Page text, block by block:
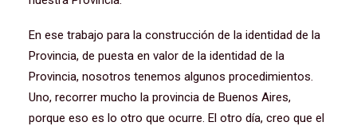
En ese trabajo para la construcción de la identidad de la
Provincia, de puesta en valor de la identidad de la
Provincia, nosotros tenemos algunos procedimientos.
Uno, recorrer mucho la provincia de Buenos Aires,
porque eso es lo otro que ocurre. El otro día, creo que el